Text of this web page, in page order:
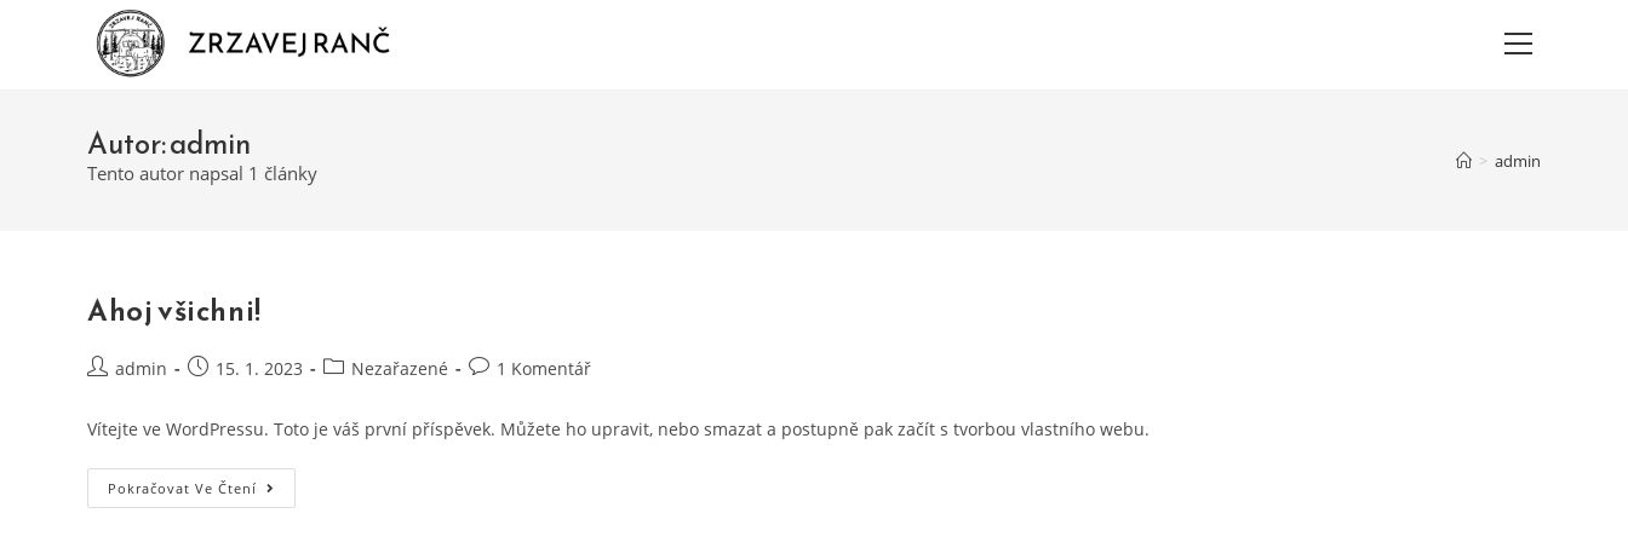
Autor:admin
Tento autor napsal 1 články > admin
Ahoj všichni!
admin 15. 1. 2023 Nezařazené 1 Komentář
Vítejte ve WordPressu. Toto je váš první příspěvek. Můžete ho upravit, nebo smazat a postupně pak začít s tvorbou vlastního webu.
Pokračovat Ve Čtení